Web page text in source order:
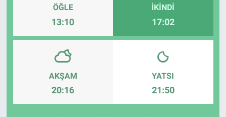
ÖĞLE
13:10
İKINDI
17:02
AKŞAM
20:16
YATSI
21:50
ÇEVRE